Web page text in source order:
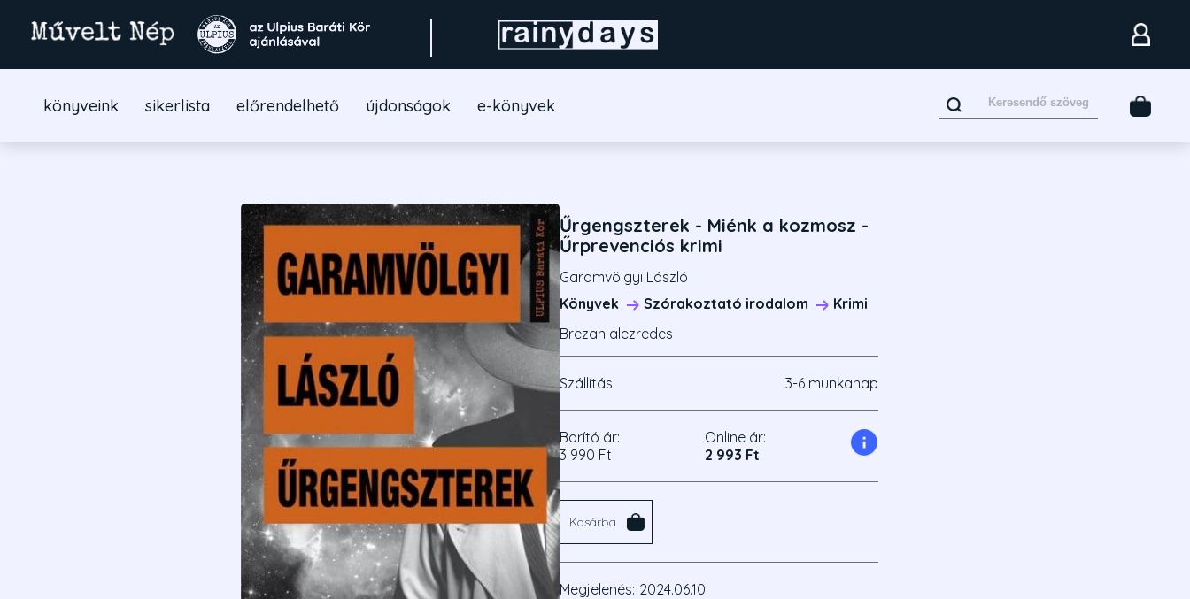
könyveink sikerlista előrendelhető újdonságok e-könyvek
Űrgengszterek - Miénk a kozmosz -
Űrprevenciós krimi
Garamvölgyi László
Könyvek
Szórakoztató irodalom
Krimi
Brezan alezredes
Szállítás: 3-6 munkanap
Borító ár:
3 990 Ft
Online ár:
2 993 Ft
Kosárba
Megjelenés: 2024.06.10.